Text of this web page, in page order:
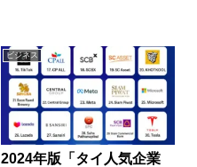
ビジネス
2024年版「タイ人気企業